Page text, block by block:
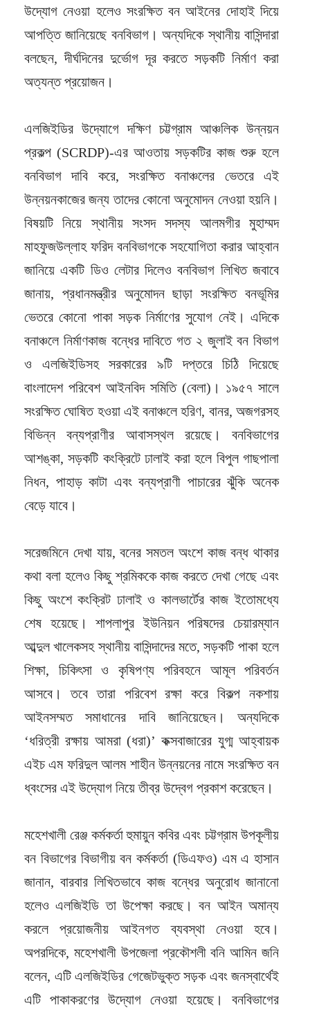
উদ্যোগ নেওয়া হলেও সংরক্ষিত বন আইনের দোহাই দিয়ে
আপত্তি জানিয়েছে বনবিভাগ। অন্যদিকে স্থানীয় বাসিন্দারা
বলছেন, দীর্ঘদিনের দুর্ভোগ দূর করতে সড়কটি নির্মাণ করা
অত্যন্ত প্রয়োজন।
এলজিইডির উদ্যোগে দক্ষিণ চট্টগ্রাম আঞ্চলিক উন্নয়ন
প্রকল্প (SCRDP)-এর আওতায় সড়কটির কাজ শুরু হলে
বনবিভাগ দাবি করে, সংরক্ষিত বনাঞ্চলের ভেতরে এই
উন্নয়নকাজের জন্য তাদের কোনো অনুমোদন নেওয়া হয়নি।
বিষয়টি নিয়ে স্থানীয় সংসদ সদস্য আলমগীর মুহাম্মদ
মাহফুজউল্লাহ ফরিদ বনবিভাগকে সহযোগিতা করার আহ্বান
জানিয়ে একটি ডিও লেটার দিলেও বনবিভাগ লিখিত জবাবে
জানায়, প্রধানমন্ত্রীর অনুমোদন ছাড়া সংরক্ষিত বনভূমির
ভেতরে কোনো পাকা সড়ক নির্মাণের সুযোগ নেই। এদিকে
বনাঞ্চলে নির্মাণকাজ বন্ধের দাবিতে গত ২ জুলাই বন বিভাগ
ও এলজিইডিসহ সরকারের ৯টি দপ্তরে চিঠি দিয়েছে
বাংলাদেশ পরিবেশ আইনবিদ সমিতি (বেলা)। ১৯৫৭ সালে
সংরক্ষিত ঘোষিত হওয়া এই বনাঞ্চলে হরিণ, বানর, অজগরসহ
বিভিন্ন বন্যপ্রাণীর আবাসস্থল রয়েছে। বনবিভাগের
আশঙ্কা, সড়কটি কংক্রিটে ঢালাই করা হলে বিপুল গাছপালা
নিধন, পাহাড় কাটা এবং বন্যপ্রাণী পাচারের ঝুঁকি অনেক
বেড়ে যাবে।
সরেজমিনে দেখা যায়, বনের সমতল অংশে কাজ বন্ধ থাকার
কথা বলা হলেও কিছু শ্রমিককে কাজ করতে দেখা গেছে এবং
কিছু অংশে কংক্রিট ঢালাই ও কালভার্টের কাজ ইতোমধ্যে
শেষ হয়েছে। শাপলাপুর ইউনিয়ন পরিষদের চেয়ারম্যান
আব্দুল খালেকসহ স্থানীয় বাসিন্দাদের মতে, সড়কটি পাকা হলে
শিক্ষা, চিকিৎসা ও কৃষিপণ্য পরিবহনে আমূল পরিবর্তন
আসবে। তবে তারা পরিবেশ রক্ষা করে বিকল্প নকশায়
আইনসম্মত সমাধানের দাবি জানিয়েছেন। অন্যদিকে
‘ধরিত্রী রক্ষায় আমরা (ধরা)’ কক্সবাজারের যুগ্ম আহ্বায়ক
এইচ এম ফরিদুল আলম শাহীন উন্নয়নের নামে সংরক্ষিত বন
ধ্বংসের এই উদ্যোগ নিয়ে তীব্র উদ্বেগ প্রকাশ করেছেন।
মহেশখালী রেঞ্জ কর্মকর্তা হুমায়ুন কবির এবং চট্টগ্রাম উপকূলীয়
বন বিভাগের বিভাগীয় বন কর্মকর্তা (ডিএফও) এম এ হাসান
জানান, বারবার লিখিতভাবে কাজ বন্ধের অনুরোধ জানানো
হলেও এলজিইডি তা উপেক্ষা করছে। বন আইন অমান্য
করলে প্রয়োজনীয় আইনগত ব্যবস্থা নেওয়া হবে।
অপরদিকে, মহেশখালী উপজেলা প্রকৌশলী বনি আমিন জনি
বলেন, এটি এলজিইডির গেজেটভুক্ত সড়ক এবং জনস্বার্থেই
এটি পাকাকরণের উদ্যোগ নেওয়া হয়েছে। বনবিভাগের